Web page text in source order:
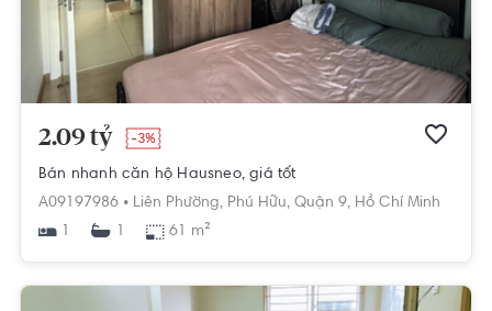
2.09 tỷ -3%
Bán nhanh căn hộ Hausneo, giá tốt
A09197986 • Liên Phường, Phú Hữu, Quận 9, Hồ Chí Minh
1
1 61 m²